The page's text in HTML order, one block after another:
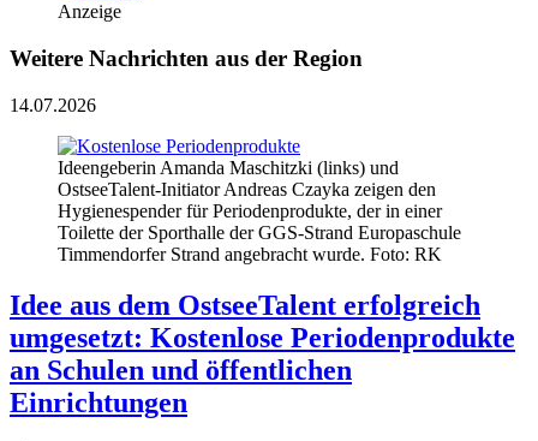
Anzeige
Weitere Nachrichten aus der Region
14.07.2026
Ideengeberin Amanda Maschitzki (links) und
OstseeTalent-Initiator Andreas Czayka zeigen den
Hygienespender für Periodenprodukte, der in einer
Toilette der Sporthalle der GGS-Strand Europaschule
Timmendorfer Strand angebracht wurde. Foto: RK
Idee aus dem OstseeTalent erfolgreich
umgesetzt: Kostenlose Periodenprodukte
an Schulen und öffentlichen
Einrichtungen